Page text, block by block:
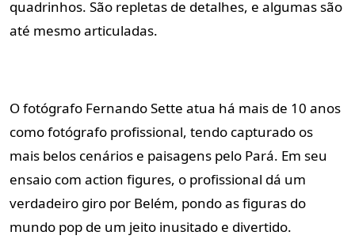
quadrinhos. São repletas de detalhes, e algumas são
até mesmo articuladas.
O fotógrafo Fernando Sette atua há mais de 10 anos
como fotógrafo profissional, tendo capturado os
mais belos cenários e paisagens pelo Pará. Em seu
ensaio com action figures, o profissional dá um
verdadeiro giro por Belém, pondo as figuras do
mundo pop de um jeito inusitado e divertido.